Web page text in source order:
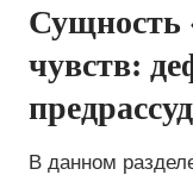
Сущность
чувств:
В данном